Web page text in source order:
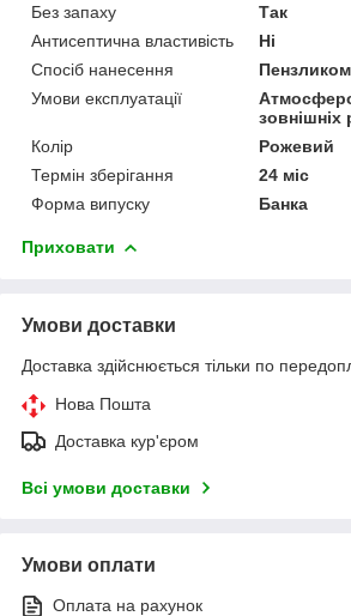
Без запаху
Так
Антисептична властивість
Ні
Спосіб нанесення
Умови експлуатації
зовнішніх
Колір
Рожевий
Термін зберігання
24 міс
Форма випуску
Банка
Приховати
Умови доставки
Доставка здійснюється тільки по
Нова Пошта
Доставка кур'єром
Всі умови доставки
Умови оплати
Оплата на рахунок